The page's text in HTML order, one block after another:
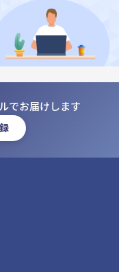
でお届けします